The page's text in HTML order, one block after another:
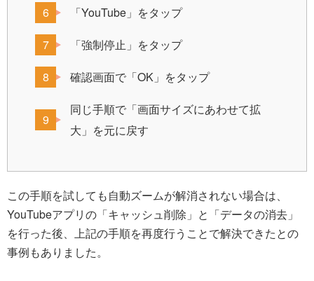
「YouTube」をタップ
「強制停止」をタップ
確認画面で「OK」をタップ
同じ手順で「画面サイズにあわせて拡
大」を元に戻す
この手順を試しても自動ズームが解消されない場合は、
YouTubeアプリの「キャッシュ削除」と「データの消去」
を行った後、上記の手順を再度行うことで解決できたとの
事例もありました。